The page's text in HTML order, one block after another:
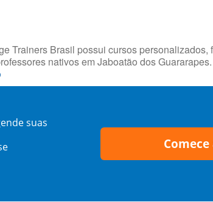
Trainers Brasil possui cursos
nativos em Jaboatão dos
suas